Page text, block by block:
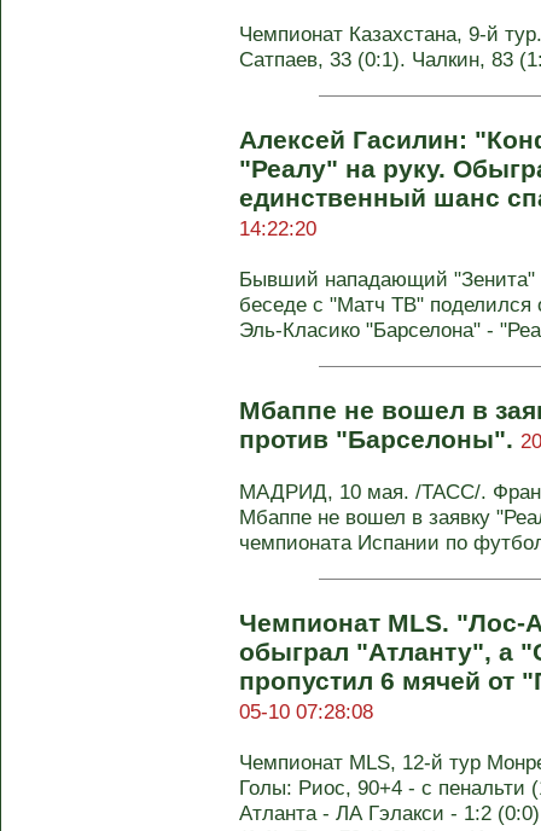
Чемпионат Казахстана, 9-й
Сатпаев, 33 (0:1). Чалкин, 83
Алексей Гасилин:
"Реалу" на руку.
единственный шанс
14:22:20
Бывший нападающий "Зенита"
беседе с "Матч ТВ" поделился
Эль-Класико "Барселона" -
Мбаппе не вошел в
против "Барселоны".
МАДРИД, 10 мая. /ТАСС/.
Мбаппе не вошел в заявку
чемпионата Испании по
Чемпионат MLS. "Лос-
обыграл "Атланту", а
пропустил 6 мячей от
05-10 07:28:08
Чемпионат MLS, 12-й тур
Голы: Риос, 90+4 - с пенальти
Атланта - ЛА Гэлакси - 1:2